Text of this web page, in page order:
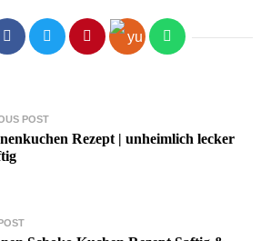
POST
Rezept | unheimlich lecker